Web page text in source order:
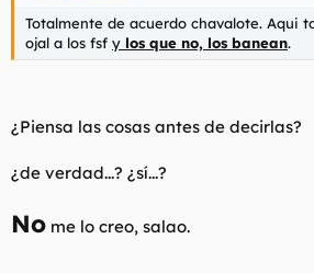
Totalmente de acuerdo chavalote. Aqui
ojal a los fsf y los que no, los banean.
¿Piensa las cosas antes de decirlas?
¿de verdad...? ¿sí...?
No me lo creo, salao.